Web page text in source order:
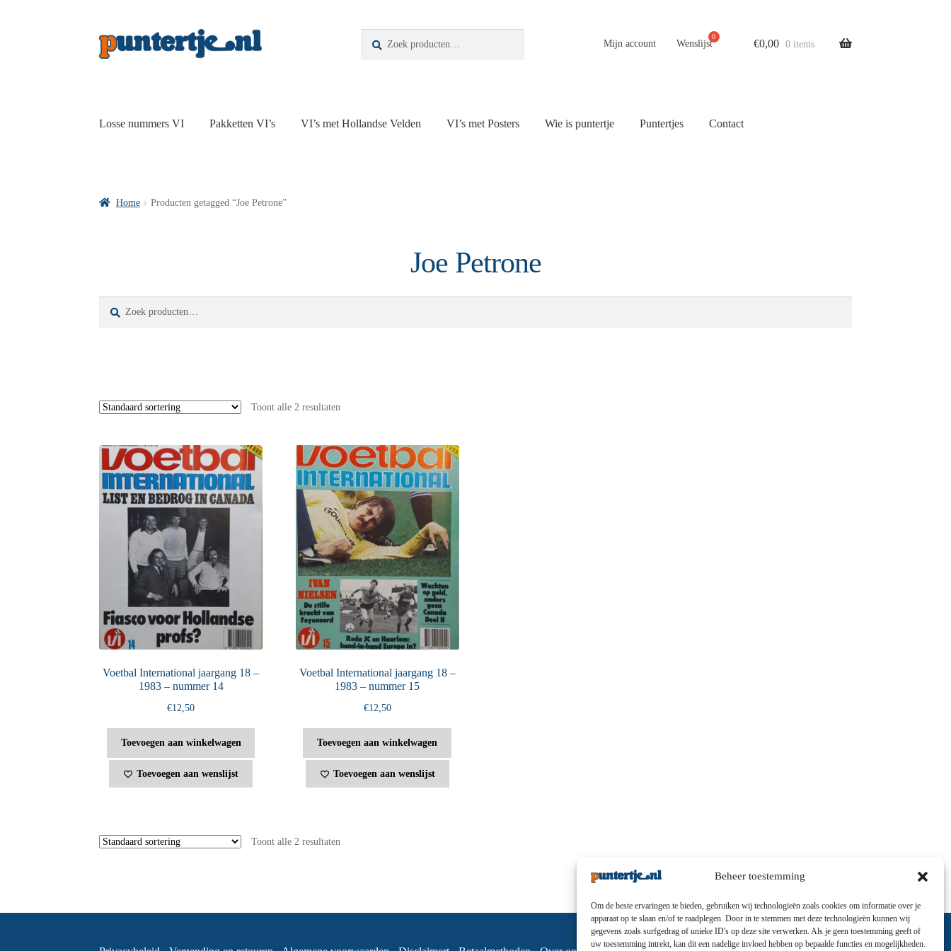
Beheer toestemming
Om de beste ervaringen te bieden, gebruiken wij technologieën zoals cookies om informatie over je
apparaat op te slaan en/of te raadplegen. Door in te stemmen met deze technologieën kunnen wij
gegevens zoals surfgedrag of unieke ID's op deze site verwerken. Als je geen toestemming geeft of
uw toestemming intrekt, kan dit een nadelige invloed hebben op bepaalde functies en mogelijkheden.
Zoeken
Mijn account Wenslijst €0,00 0 items
Losse nummers VI Pakketten VI’s VI’s met Hollandse Velden VI’s met Posters Wie is puntertje Puntertjes Contact
Home Producten getagged “Joe Petrone”
Joe Petrone
Toont alle 2 resultaten
Voetbal International jaargang 18 –
1983 – nummer 14
€12,50
Toevoegen aan winkelwagen
Toevoegen aan wenslijst
Voetbal International jaargang 18 –
1983 – nummer 15
€12,50
Toevoegen aan winkelwagen
Toevoegen aan wenslijst
Toont alle 2 resultaten